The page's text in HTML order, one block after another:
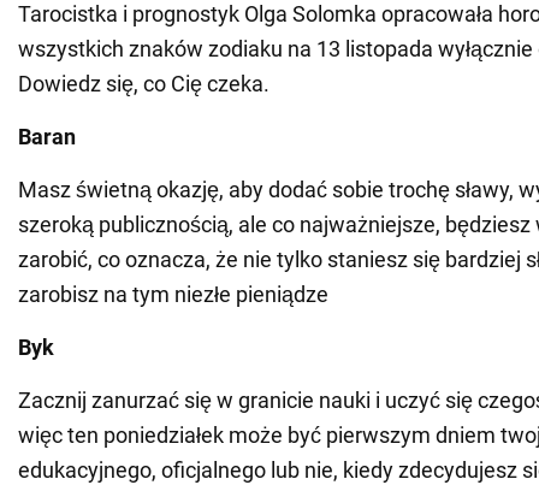
Tarocistka i prognostyk Olga Solomka opracowała
wszystkich znaków zodiaku na 13 listopada
Dowiedz się, co Cię czeka.
Baran
Masz świetną okazję, aby dodać sobie trochę sławy,
szeroką publicznością, ale co najważniejsze,
zarobić, co oznacza, że nie tylko staniesz się bardziej
zarobisz na tym niezłe pieniądze
Byk
Zacznij zanurzać się w granicie nauki i uczyć się
więc ten poniedziałek może być pierwszym dniem
edukacyjnego, oficjalnego lub nie, kiedy zdecydujesz